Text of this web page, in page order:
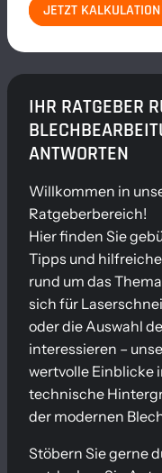
JETZT
IHR RATGEBER
ANTWORTEN
Willkommen in
Ratgeberbereich!
Hier finden Sie
Tipps und
rund um das
sich für
oder die Auswahl
interessieren –
wertvolle Einblicke
technische
der modernen
Stöbern Sie gerne